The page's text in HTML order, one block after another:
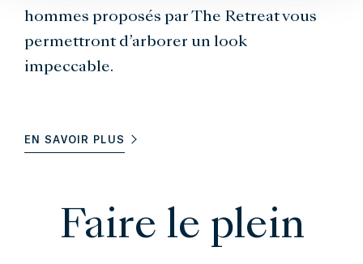
hommes proposés par The Retreat vous
permettront d’arborer un look
impeccable.
EN SAVOIR PLUS
Faire le plein